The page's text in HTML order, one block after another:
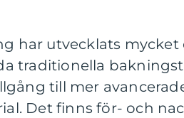
har utvecklats mycket
traditionella
till mer
Det finns för- och